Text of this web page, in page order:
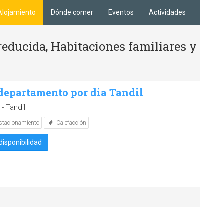
Dónde comer Eventos Actividades
Habitaciones familiares
por dia Tandil
Tandil
Calefacción